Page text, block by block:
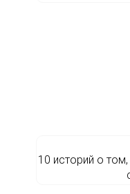
10 историй о